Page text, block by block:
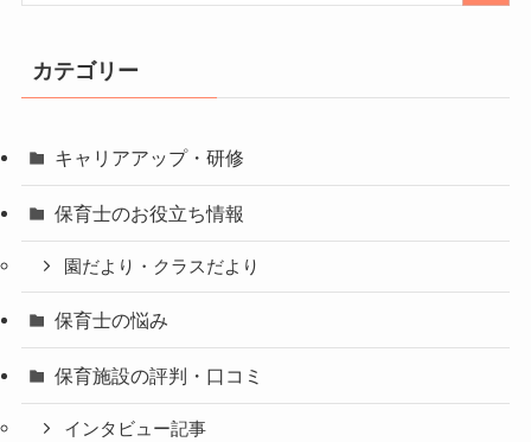
カテゴリー
キャリアアップ・研修
保育士のお役立ち情報
園だより・クラスだより
保育士の悩み
保育施設の評判・口コミ
インタビュー記事